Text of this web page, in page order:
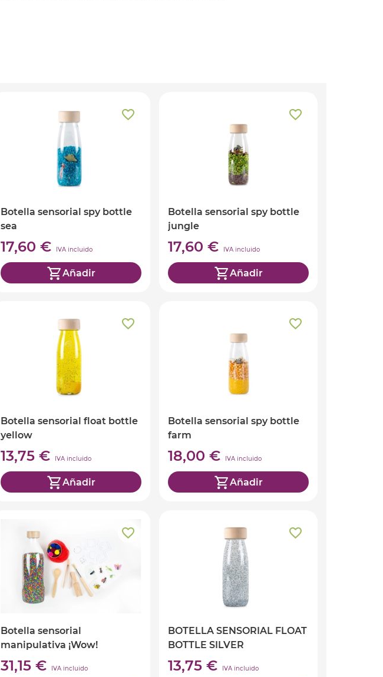
Botella sensorial spy bottle
sea
17,60 € IVA incluido
Añadir
Botella sensorial spy bottle
jungle
17,60 € IVA incluido
Añadir
Botella sensorial float bottle
yellow
13,75 € IVA incluido
Añadir
Botella sensorial spy bottle
farm
18,00 € IVA incluido
Añadir
Botella sensorial
manipulativa ¡Wow!
31,15 € IVA incluido
BOTELLA SENSORIAL FLOAT
BOTTLE SILVER
13,75 € IVA incluido